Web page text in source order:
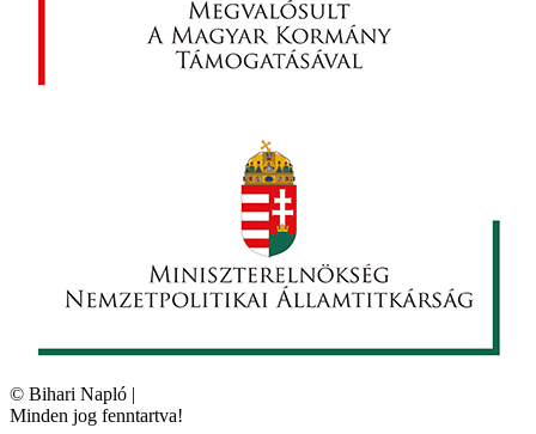
© Bihari Napló |
Minden jog fenntartva!